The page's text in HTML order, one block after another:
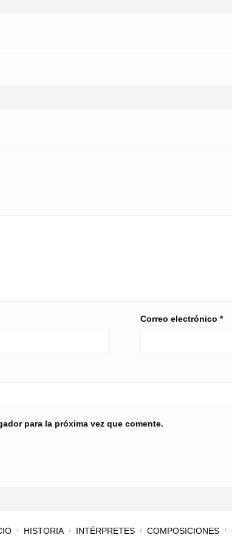
Correo electrónico*
para la próxima vez que comente.
HISTORIA INTÉRPRETES COMPOSICIONES